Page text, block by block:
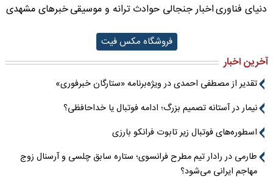
دنیای فناوریاخبار جنجالی حوادثترانه و موسیقیخبرهای مشهدی
فروشگاه مکس فیت
آخرین اخبار
تقدیر از مصطفی احمدی در ویژه‌برنامه «ستارگان خبرفوری»
نیمار در آستانه تصمیم بزرگ؛ ادامه فوتبال یا خداحافظی؟
اسطوره‌های فوتبال زیر تابوت فرانکو بارزی
طارمی در رادار تیم مطرح فرانسوی؛ ستاره سابق چلسی و آرسنال زوج
مهاجم ایرانی می‌شود؟